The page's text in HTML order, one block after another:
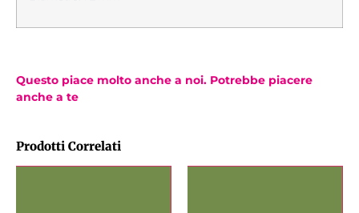
Questo piace molto anche a noi. Potrebbe piacere
anche a te
Prodotti Correlati